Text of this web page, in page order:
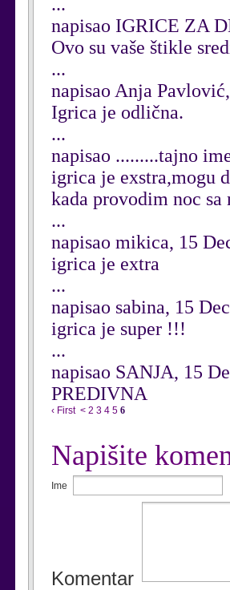
napisao IGRICE ZA
Ovo su vaše štikle
...
napisao Anja
Igrica je odlična.
...
napisao .........tajno
igrica je exstra,mogu
kada provodim noc sa
...
napisao mikica, 15
igrica je extra
...
napisao sabina, 15
igrica je super !!!
...
napisao SANJA, 15
PREDIVNA
‹ First < 2 3 4 5 6
Napišite
Ime
Komentar